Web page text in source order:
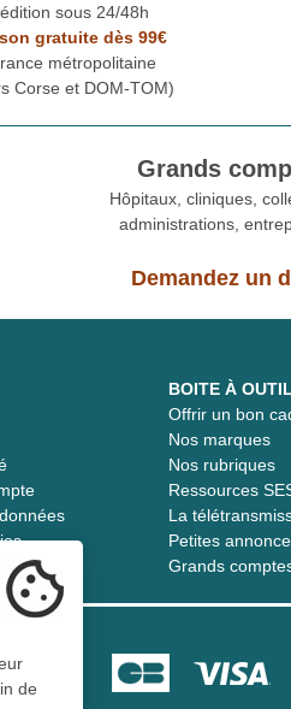
sous 24/48h
gratuite dès 99€
métropolitaine
Corse et DOM-TOM)
Grands
Hôpitaux, cliniques,
administrations,
Demandez un
BOITE À
Offrir un bon
Nos marques
Nos rubriques
Ressources
La
Petites
Grands
de